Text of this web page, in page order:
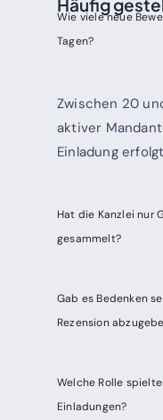
Häufig
Wie viele neue
Tagen?
Zwischen 20
aktiver
Einladung
Hat die Kanzlei nur
gesammelt?
Gab es Bedenken
Rezension
Welche Rolle
Einladungen?